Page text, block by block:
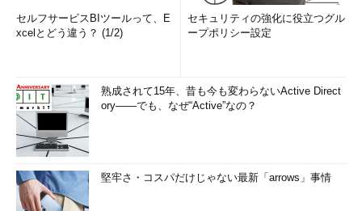
セルフサービスBIツールって、E
xcelとどう違う？ (1/2)
セキュリティの強化に役立つグル
ープポリシー設定
熟成されて15年、昔も今も変わらないActive Direct
ory――でも、なぜ“Active”なの？
堅牢さ・コスパだけじゃない最新「arrows」事情